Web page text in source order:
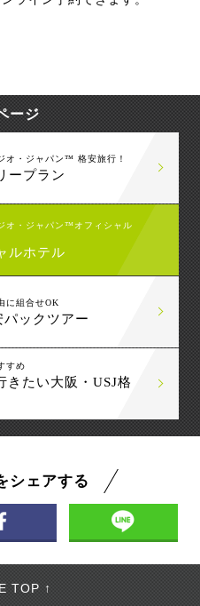
OK！スタッフが温めて
ージ
オ・ジャパン™ 格安旅行！
ープラン
オ・ジャパン™オフィシャル
ルホテル
に組合せOK
パックツアー
すめ
きたい大阪・USJ格
シェアする
↑